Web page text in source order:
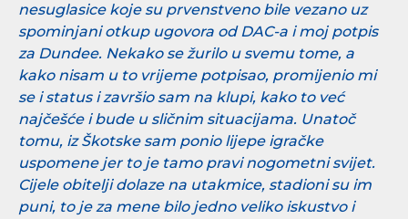
nesuglasice koje su prvenstveno bile vezano uz
spominjani otkup ugovora od DAC-a i moj potpis
za Dundee. Nekako se žurilo u svemu tome, a
kako nisam u to vrijeme potpisao, promijenio mi
se i status i završio sam na klupi, kako to već
najčešće i bude u sličnim situacijama. Unatoč
tomu, iz Škotske sam ponio lijepe igračke
uspomene jer to je tamo pravi nogometni svijet.
Cijele obitelji dolaze na utakmice, stadioni su im
puni, to je za mene bilo jedno veliko iskustvo i